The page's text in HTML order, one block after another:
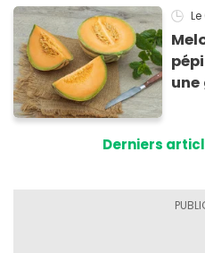
une
Derniers